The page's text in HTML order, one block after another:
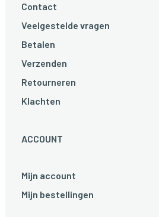
Contact
Veelgestelde vragen
Betalen
Verzenden
Retourneren
Klachten
ACCOUNT
Mijn account
Mijn bestellingen